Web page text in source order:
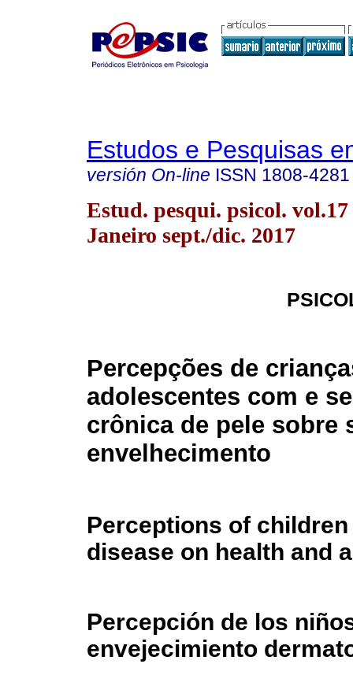
Estudos e Pesquisas
versión On-line ISSN 1808-4281
Estud. pesqui. psicol.
Janeiro sept./dic. 2017
Percepções de
adolescentes com e
crônica de pele sobre
envelhecimento
Perceptions of
disease on health and
Percepción de los
envejecimiento